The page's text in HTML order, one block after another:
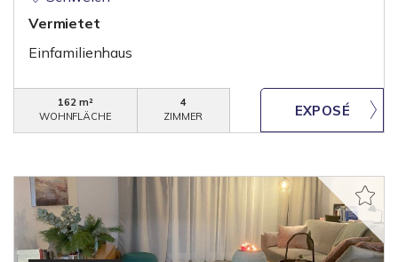
Vermietet
Einfamilienhaus
162 m²
WOHNFLÄCHE
4
ZIMMER